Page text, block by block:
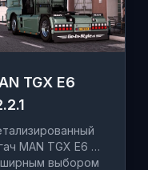
TGX E6
MAN TGX E6 с
выбором